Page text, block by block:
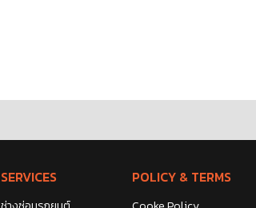
SERVICES POLICY & TERMS